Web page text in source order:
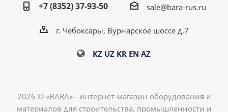
+7 (8352) 37-93-50
sale@bara-rus.ru
г. Чебоксары, Вурнарское шоссе д.7
KZ UZ KR EN AZ
2026 © «BARA» - интернет-магазин оборудования и
материалов для строительства, промышленности и